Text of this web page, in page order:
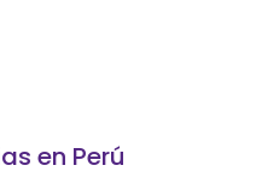
en Perú